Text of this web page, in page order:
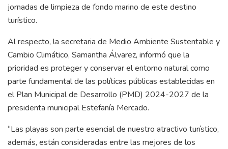
jornadas de limpieza de fondo marino de este destino
turístico.
Al respecto, la secretaria de Medio Ambiente Sustentable y
Cambio Climático, Samantha Álvarez, informó que la
prioridad es proteger y conservar el entorno natural como
parte fundamental de las políticas públicas establecidas en
el Plan Municipal de Desarrollo (PMD) 2024-2027 de la
presidenta municipal Estefanía Mercado.
“Las playas son parte esencial de nuestro atractivo turístico,
además, están consideradas entre las mejores de los